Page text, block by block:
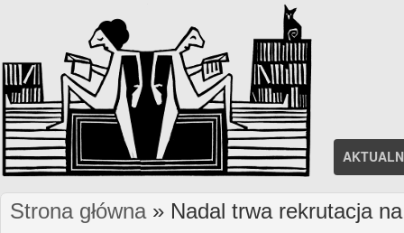
Jesteś tutaj
Strona główna» Nadal trwa rekrutacja